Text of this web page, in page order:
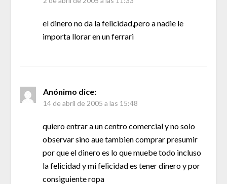
el dinero no da la felicidad,pero a nadie le
importa llorar en un ferrari
Anónimo dice:
14 de abril de 2005 a las 15:48
quiero entrar a un centro comercial y no solo
observar sino aue tambien comprar presumir
por que el dinero es lo que muebe todo incluso
la felicidad y mi felicidad es tener dinero y por
consiguiente ropa